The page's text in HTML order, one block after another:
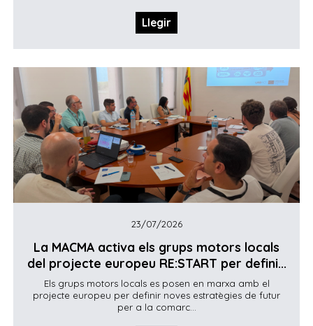
Llegir
23/07/2026
La MACMA activa els grups motors locals
del projecte europeu RE:START per defini...
Els grups motors locals es posen en marxa amb el
projecte europeu per definir noves estratègies de futur
per a la comarc...